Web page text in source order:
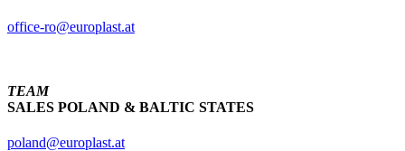
office-ro@europlast.at
TEAM
SALES POLAND & BALTIC STATES
poland@europlast.at